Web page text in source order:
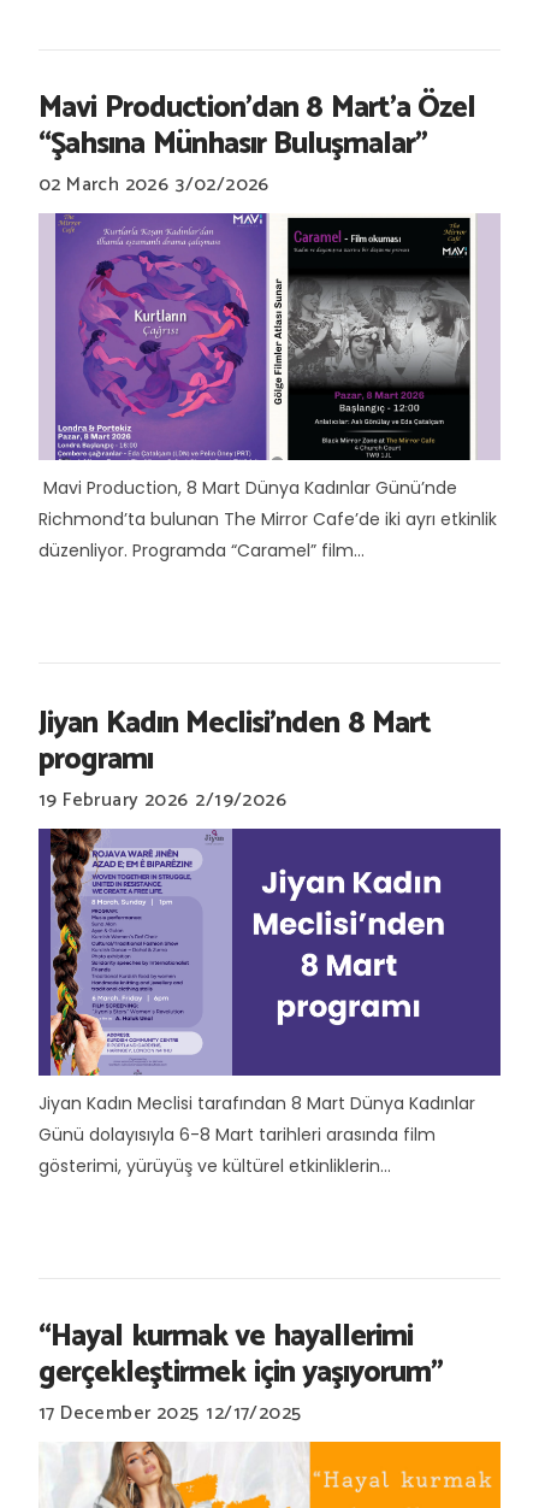
Mavi Production’dan 8 Mart’a Özel
“Şahsına Münhasır Buluşmalar”
02 March 2026 3/02/2026
Mavi Production, 8 Mart Dünya Kadınlar Günü’nde
Richmond’ta bulunan The Mirror Cafe’de iki ayrı etkinlik
düzenliyor. Programda “Caramel” film...
Jiyan Kadın Meclisi’nden 8 Mart
programı
19 February 2026 2/19/2026
Jiyan Kadın Meclisi tarafından 8 Mart Dünya Kadınlar
Günü dolayısıyla 6-8 Mart tarihleri arasında film
gösterimi, yürüyüş ve kültürel etkinliklerin...
“Hayal kurmak ve hayallerimi
gerçekleştirmek için yaşıyorum”
17 December 2025 12/17/2025